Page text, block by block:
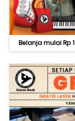
Belanja mulai Rp